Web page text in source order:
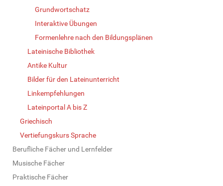
Grundwortschatz
Interaktive Übungen
Formenlehre nach den Bildungsplänen
Lateinische Bibliothek
Antike Kultur
Bilder für den Lateinunterricht
Linkempfehlungen
Lateinportal A bis Z
Griechisch
Vertiefungskurs Sprache
Berufliche Fächer und Lernfelder
Musische Fächer
Praktische Fächer